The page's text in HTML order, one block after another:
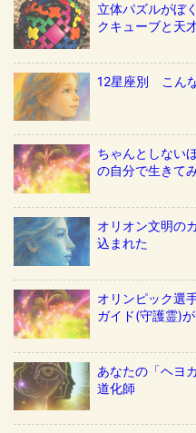
立体パズルがぼ
クキューブと天
12星座別 こん
ちゃんとしない
の自分で生きて
オリオン文明の
込まれた
オリンピック選
ガイド(守護霊)
あなたの「ヘヨ
道化師